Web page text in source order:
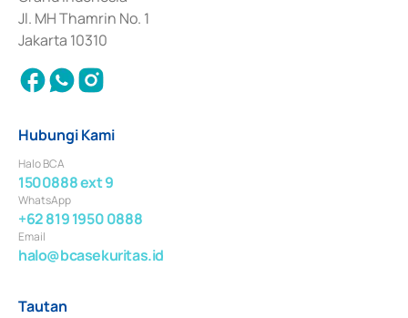
Jl. MH Thamrin No. 1
Jakarta 10310
Hubungi Kami
Halo BCA
1500888 ext 9
WhatsApp
+62 819 1950 0888
Email
halo@bcasekuritas.id
Tautan